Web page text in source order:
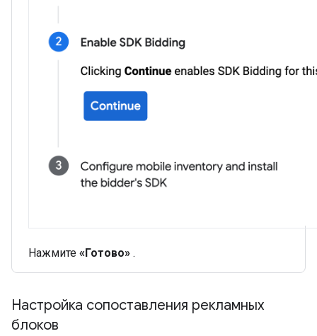
Нажмите «Готово» .
Настройка сопоставления рекламных
блоков